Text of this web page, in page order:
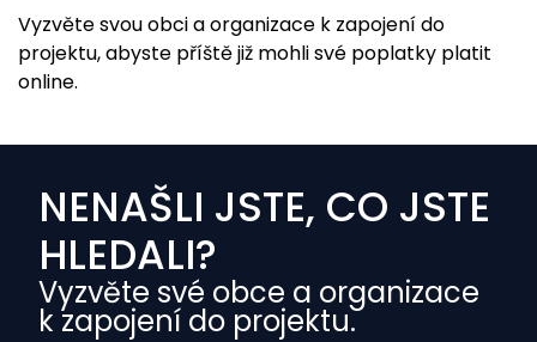
Vyzvěte svou obci a organizace k zapojení do
projektu, abyste příště již mohli své poplatky platit
online.
NENAŠLI JSTE, CO JSTE
HLEDALI?
Vyzvěte své obce a organizace
k zapojení do projektu.